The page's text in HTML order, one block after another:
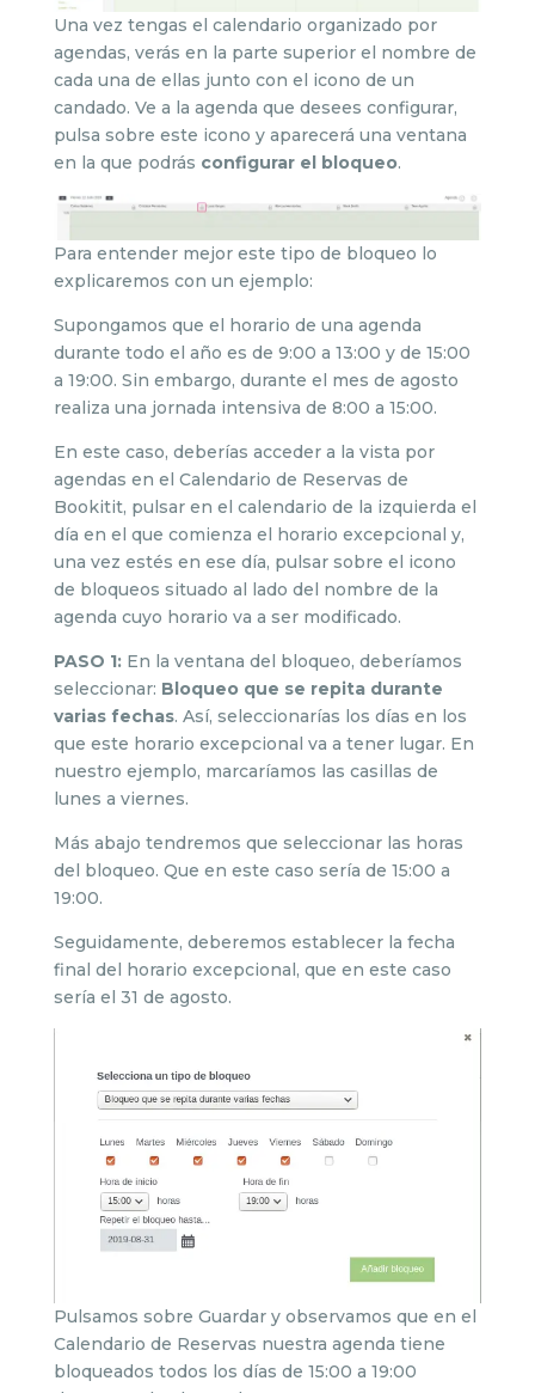
Una vez tengas el calendario organizado por
agendas, verás en la parte superior el nombre de
cada una de ellas junto con el icono de un
candado. Ve a la agenda que desees configurar,
pulsa sobre este icono y aparecerá una ventana
en la que podrás configurar el bloqueo.
Para entender mejor este tipo de bloqueo lo
explicaremos con un ejemplo:
Supongamos que el horario de una agenda
durante todo el año es de 9:00 a 13:00 y de 15:00
a 19:00. Sin embargo, durante el mes de agosto
realiza una jornada intensiva de 8:00 a 15:00.
En este caso, deberías acceder a la vista por
agendas en el Calendario de Reservas de
Bookitit, pulsar en el calendario de la izquierda el
día en el que comienza el horario excepcional y,
una vez estés en ese día, pulsar sobre el icono
de bloqueos situado al lado del nombre de la
agenda cuyo horario va a ser modificado.
PASO 1: En la ventana del bloqueo, deberíamos
seleccionar: Bloqueo que se repita durante
varias fechas. Así, seleccionarías los días en los
que este horario excepcional va a tener lugar. En
nuestro ejemplo, marcaríamos las casillas de
lunes a viernes.
Más abajo tendremos que seleccionar las horas
del bloqueo. Que en este caso sería de 15:00 a
19:00.
Seguidamente, deberemos establecer la fecha
final del horario excepcional, que en este caso
sería el 31 de agosto.
Pulsamos sobre Guardar y observamos que en el
Calendario de Reservas nuestra agenda tiene
bloqueados todos los días de 15:00 a 19:00